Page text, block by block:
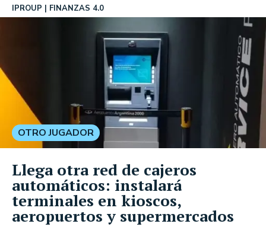
IPROUP FINANZAS 4.0
OTRO JUGADOR
Llega otra red de cajeros
automáticos: instalará
terminales en kioscos,
aeropuertos y supermercados